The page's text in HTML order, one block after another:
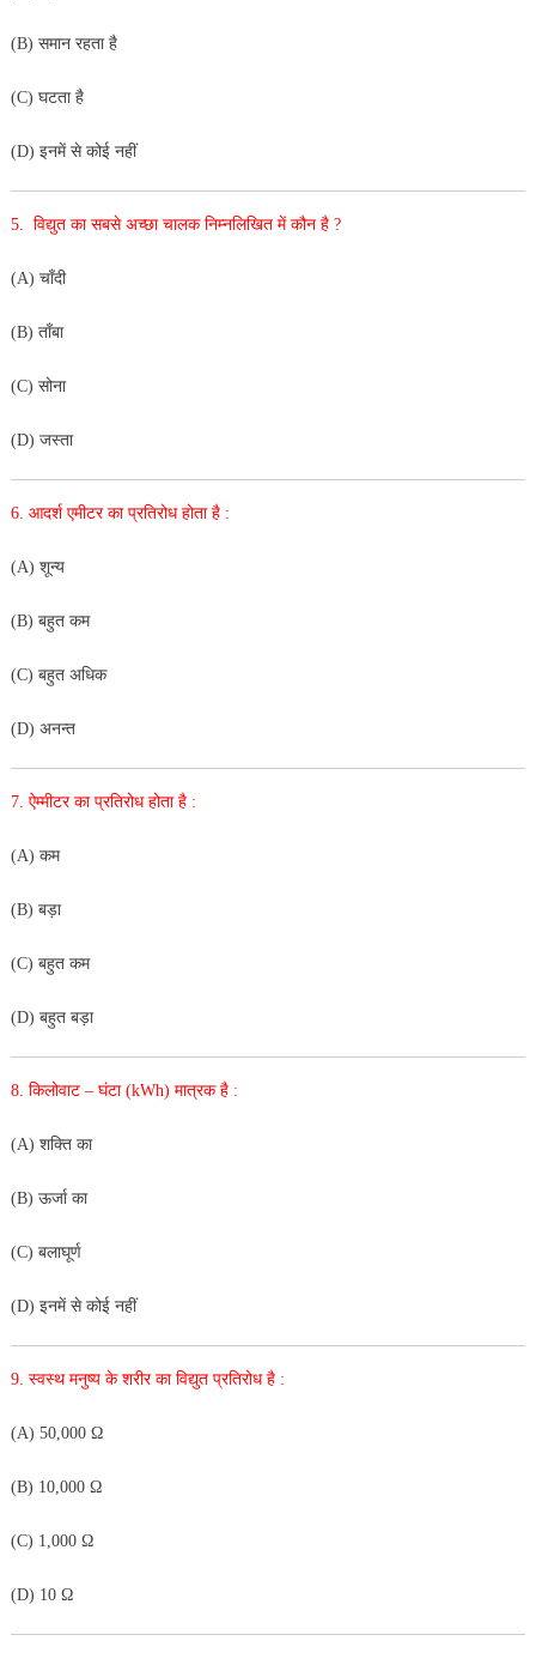
(B) समान रहता है
(C) घटता है
(D) इनमें से कोई नहीं
5. विद्युत का सबसे अच्छा चालक निम्नलिखित में कौन है ?
(A) चाँदी
(B) ताँबा
(C) सोना
(D) जस्ता
6. आदर्श एमीटर का प्रतिरोध होता है :
(A) शून्य
(B) बहुत कम
(C) बहुत अधिक
(D) अनन्त
7. ऐम्मीटर का प्रतिरोध होता है :
(A) कम
(B) बड़ा
(C) बहुत कम
(D) बहुत बड़ा
8. किलोवाट – घंटा (kWh) मात्रक है :
(A) शक्ति का
(B) ऊर्जा का
(C) बलाघूर्ण
(D) इनमें से कोई नहीं
9. स्वस्थ मनुष्य के शरीर का विद्युत प्रतिरोध है :
(A) 50,000 Ω
(B) 10,000 Ω
(C) 1,000 Ω
(D) 10 Ω